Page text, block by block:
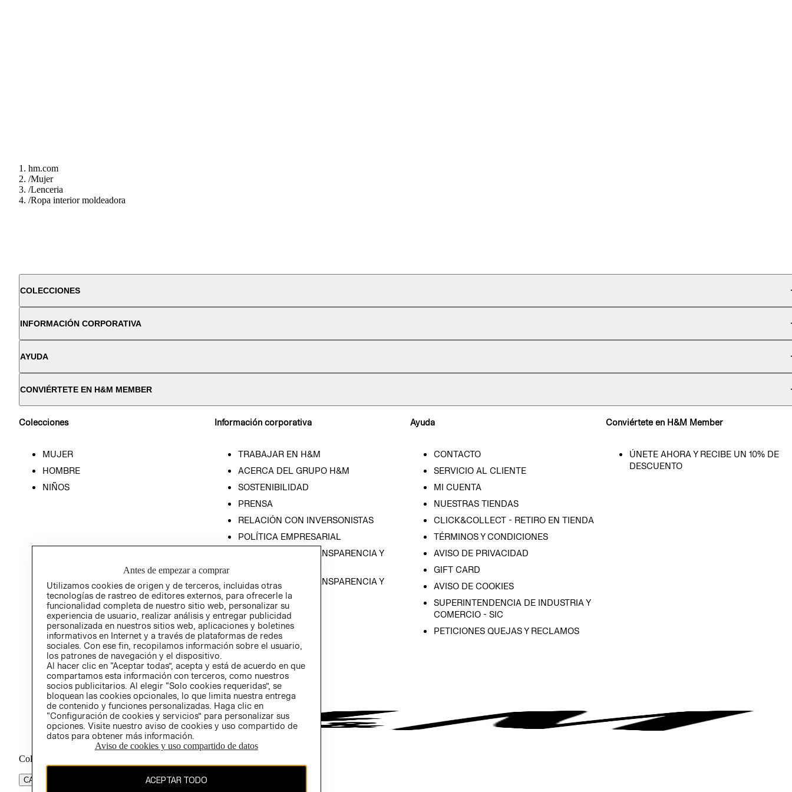
hm.com
/Mujer
/Lenceria
/Ropa interior moldeadora
COLECCIONES
INFORMACIÓN CORPORATIVA
AYUDA
CONVIÉRTETE EN H&M MEMBER
Colecciones
MUJER
HOMBRE
NIÑOS
Información corporativa
TRABAJAR EN H&M
ACERCA DEL GRUPO H&M
SOSTENIBILIDAD
PRENSA
RELACIÓN CON INVERSONISTAS
POLÍTICA EMPRESARIAL
PROGRAMA DE TRANSPARENCIA Y
PROGRAMA DE TRANSPARENCIA Y
ÉTICA (INGLÉS)
Ayuda
CONTACTO
SERVICIO AL CLIENTE
MI CUENTA
NUESTRAS TIENDAS
CLICK&COLLECT - RETIRO EN TIENDA
TÉRMINOS Y CONDICIONES
AVISO DE PRIVACIDAD
GIFT CARD
AVISO DE COOKIES
SUPERINTENDENCIA DE INDUSTRIA Y
COMERCIO - SIC
PETICIONES QUEJAS Y RECLAMOS
Conviértete en H&M Member
ÚNETE AHORA Y RECIBE UN 10% DE
DESCUENTO
Colombia ($)
CAMBIAR REGIÓN
Antes de empezar a comprar
Utilizamos cookies de origen y de terceros, incluidas otras
tecnologías de rastreo de editores externos, para ofrecerle la
funcionalidad completa de nuestro sitio web, personalizar su
experiencia de usuario, realizar análisis y entregar publicidad
personalizada en nuestros sitios web, aplicaciones y boletines
informativos en Internet y a través de plataformas de redes
sociales. Con ese fin, recopilamos información sobre el usuario,
los patrones de navegación y el dispositivo.
Al hacer clic en “Aceptar todas”, acepta y está de acuerdo en que
compartamos esta información con terceros, como nuestros
socios publicitarios. Al elegir “Solo cookies requeridas”, se
bloquean las cookies opcionales, lo que limita nuestra entrega
de contenido y funciones personalizadas. Haga clic en
“Configuración de cookies y servicios” para personalizar sus
opciones. Visite nuestro aviso de cookies y uso compartido de
datos para obtener más información.
Aviso de cookies y uso compartido de datos
ACEPTAR TODO